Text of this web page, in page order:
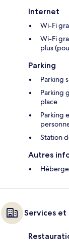
Internet
Wi-Fi
Wi-Fi
plus
Parking
Parking
Parking
place
Parking
Station
Autres
Services